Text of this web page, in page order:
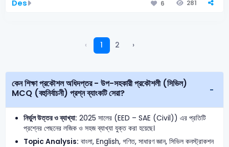
Des 6 281
‹ 1 2 ›
কেন শিক্ষা প্রকৌশল অধিদপ্তর - উপ-সহকারী প্রকৌশলী (সিভিল)
MCQ (বহুনির্বাচনী) প্রশ্ন ব্যাংকটি সেরা?
নির্ভুল উত্তর ও ব্যাখ্যা: 2025 সালের (EED – SAE (Civil)) এর প্রতিটি
প্রশ্নের পেছনের লজিক ও সহজ ব্যাখ্যা যুক্ত করা হয়েছে।
Topic Analysis: বাংলা, English, গণিত, সাধারণ জ্ঞান, সিভিল কনস্ট্রাকশন